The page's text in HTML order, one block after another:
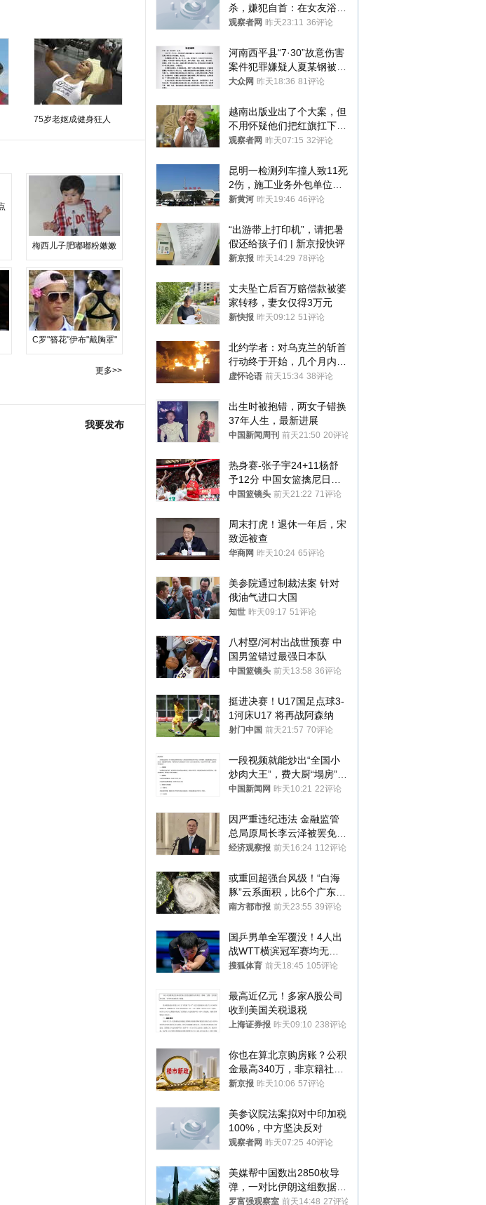
75岁老妪成健身狂人
梅西儿子肥嘟嘟粉嫩嫩
C罗"簪花"伊布"戴胸罩"
更多>>
我要发布
杀，嫌犯自首：在女友浴室
看到他
观察者网 昨天23:11 36评论
河南西平县“7·30”故意伤害
案件犯罪嫌疑人夏某钢被抓
获
大众网 昨天18:36 81评论
越南出版业出了个大案，但
不用怀疑他们把红旗扛下去
的决心
观察者网 昨天07:15 32评论
昆明一检测列车撞人致11死
2伤，施工业务外包单位被
罚1.5万元，国铁昆明局被
新黄河 昨天19:46 46评论
“出游带上打印机”，请把暑
假还给孩子们 | 新京报快评
新京报 昨天14:29 78评论
丈夫坠亡后百万赔偿款被婆
家转移，妻女仅得3万元
新快报 昨天09:12 51评论
北约学者：对乌克兰的斩首
行动终于开始，几个月内乌
将投降
虚怀论语 前天15:34 38评论
出生时被抱错，两女子错换
37年人生，最新进展
中国新闻周刊 前天21:50 20评论
热身赛-张子宇24+11杨舒
予12分 中国女篮擒尼日利
亚
中国篮镜头 前天21:22 71评论
周末打虎！退休一年后，宋
致远被查
华商网 昨天10:24 65评论
美参院通过制裁法案 针对
俄油气进口大国
知世 昨天09:17 51评论
八村塁/河村出战世预赛 中
国男篮错过最强日本队
中国篮镜头 前天13:58 36评论
挺进决赛！U17国足点球3-
1河床U17 将再战阿森纳
射门中国 前天21:57 70评论
一段视频就能炒出“全国小
炒肉大王”，费大厨“塌房”了
吗？
中国新闻网 昨天10:21 22评论
因严重违纪违法 金融监管
总局原局长李云泽被罢免全
国人大代表
经济观察报 前天16:24 112评论
或重回超强台风级！“白海
豚”云系面积，比6个广东还
大！深圳官方：注意这件事
南方都市报 前天23:55 39评论
国乒男单全军覆没！4人出
战WTT横滨冠军赛均无缘
八强
搜狐体育 前天18:45 105评论
最高近亿元！多家A股公司
收到美国关税退税
上海证券报 昨天09:10 238评论
你也在算北京购房账？公积
金最高340万，非京籍社保
1年
新京报 昨天10:06 57评论
美参议院法案拟对中印加税
100%，中方坚决反对
观察者网 昨天07:25 40评论
美媒帮中国数出2850枚导
弹，一对比伊朗这组数据，
发现出大事了
罗富强观察室 前天14:48 27评论